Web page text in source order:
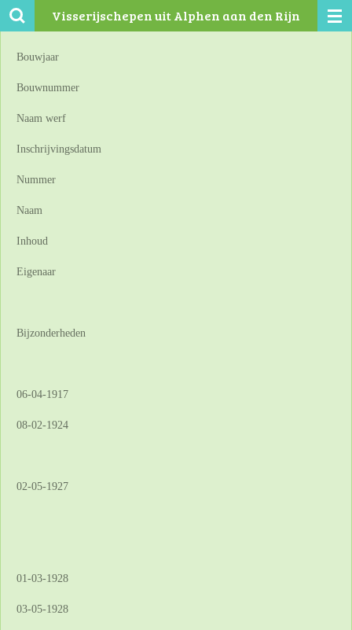
Ga
naar
hoofdinhoud
Visserijschepen uit Alphen aan den Rijn
Bouwjaar
Bouwnummer
Naam werf
Inschrijvingsdatum
Nummer
Naam
Inhoud
Eigenaar
Bijzonderheden
06-04-1917
08-02-1924
02-05-1927
01-03-1928
03-05-1928